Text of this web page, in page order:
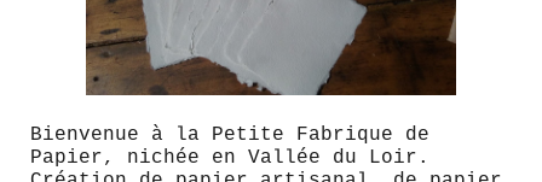
Bienvenue à la Petite Fabrique de
Papier, nichée en Vallée du Loir.